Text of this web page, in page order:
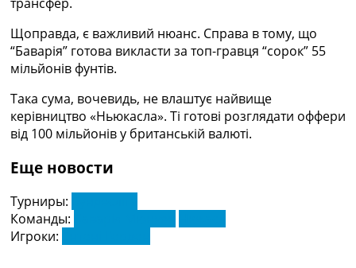
Рейтинг ФІФА
RU
UA
Categories
Головна
Відео
Новини футболу України
Футбольні трансфери
Останні коментарі
Конкурс прогнозів
Щоправда, є важливий нюанс. Справа в тому, що
“Баварія” готова викласти за топ-гравця “сорок” 55
мільйонів фунтів.
Така сума, вочевидь, не влаштує найвище
керівництво «Ньюкасла». Ті готові розглядати оффери
від 100 мільйонів у британській валюті.
Еще новости
Турниры:
Команды:
Игроки: